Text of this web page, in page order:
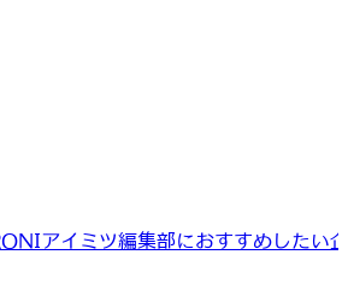
アイミツ編集部におすすめしたい